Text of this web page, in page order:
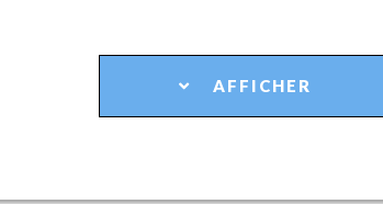
AFFICHER